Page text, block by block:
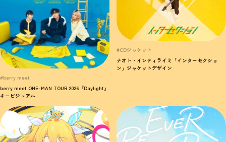
#berry meet
berry meet ONE-MAN TOUR 2026『Daylight』
キービジュアル
#CDジャケット
ナオト・インティライミ「インターセクショ
ン」ジャケットデザイン